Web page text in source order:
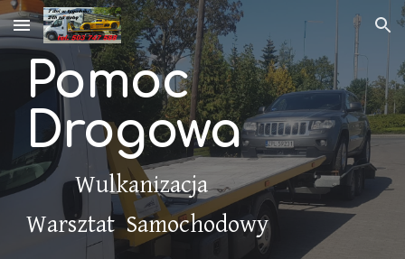
Skip to main content Skip to navigation
Pomoc
Drogowa
Wulkanizacja
Warsztat Samochodowy